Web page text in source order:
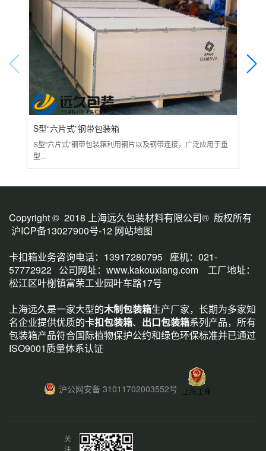
S型“六片式”钢带包装箱
S型“六片式”钢带包装箱利用钢片以及钢带连接，广泛应用于重
型...
Copyright © 2018 上海远久包装材料有限公司® 版权所有
沪ICP备13027900号-12 网站地图
卡扣箱业务咨询电话：13917280795 座机：021-
57772922 公司网址： www.kakouxiang.com 工厂地址：
松江区叶榭镇富荣工业园叶车路17号
上海远久是一家大型的木制包装箱生产厂家，长期为多家知
名企业提供优质的卡扣包装箱、 出口包装箱系列产品，所有
包装箱产品符合国际植物保护公约和绿色环保标准并已通过
ISO9001质量体系认证
沪公网安备 31011702003552号
关
注